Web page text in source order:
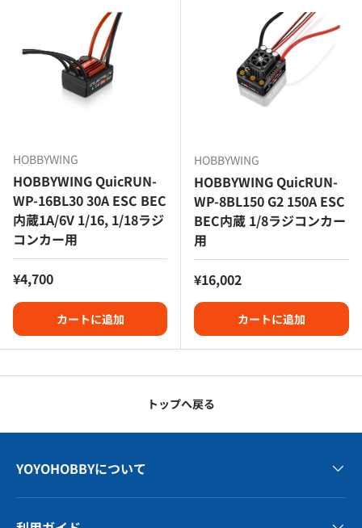
HOBBYWING
HOBBYWING QuicRUN-
WP-16BL30 30A ESC BEC
内蔵1A/6V 1/16, 1/18ラジ
コンカー用
定価
¥4,700
カートに追加
HOBBYWING
HOBBYWING QuicRUN-
WP-8BL150 G2 150A ESC
BEC内蔵 1/8ラジコンカー
用
定価
¥16,002
カートに追加
トップへ戻る
YOYOHOBBYについて